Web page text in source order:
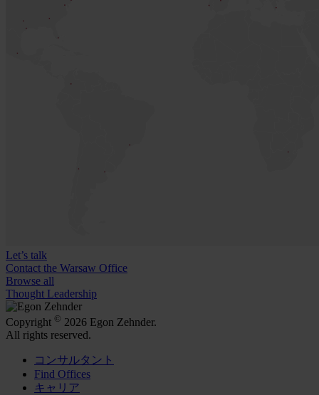
Let’s talk
Contact the Warsaw Office
Browse all
Thought Leadership
Copyright © 2026 Egon Zehnder.
All rights reserved.
コンサルタント
Find Offices
キャリア